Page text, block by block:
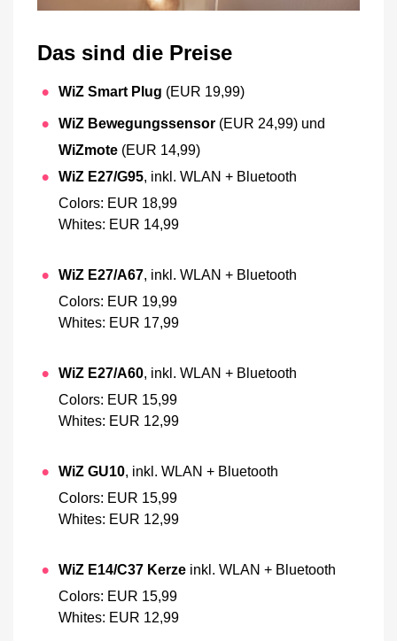
Das sind die Preise
WiZ Smart Plug (EUR 19,99)
WiZ Bewegungssensor (EUR 24,99) und
WiZmote (EUR 14,99)
WiZ E27/G95, inkl. WLAN + Bluetooth
Colors: EUR 18,99
Whites: EUR 14,99
WiZ E27/A67, inkl. WLAN + Bluetooth
Colors: EUR 19,99
Whites: EUR 17,99
WiZ E27/A60, inkl. WLAN + Bluetooth
Colors: EUR 15,99
Whites: EUR 12,99
WiZ GU10, inkl. WLAN + Bluetooth
Colors: EUR 15,99
Whites: EUR 12,99
WiZ E14/C37 Kerze inkl. WLAN + Bluetooth
Colors: EUR 15,99
Whites: EUR 12,99